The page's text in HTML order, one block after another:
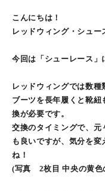
こんにちは！
レッドウィング・シュー
今回は「シューレース」
レッドウィングでは数種
ブーツを長年履くと靴
換が必要です。
交換のタイミングで、元
も良いですが、気分を
ね！
(写真 2枚目 中央の黄色